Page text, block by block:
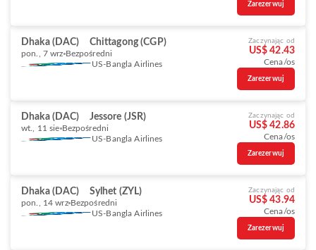
Zarezerwuj
Dhaka (DAC) Chittagong (CGP)
pon., 7 wrz Bezpośredni
US-Bangla Airlines
Zaczynając od
US$ 42.43
Cena/os
Zarezerwuj
Dhaka (DAC) Jessore (JSR)
wt., 11 sie Bezpośredni
US-Bangla Airlines
Zaczynając od
US$ 42.86
Cena/os
Zarezerwuj
Dhaka (DAC) Sylhet (ZYL)
pon., 14 wrz Bezpośredni
US-Bangla Airlines
Zaczynając od
US$ 43.94
Cena/os
Zarezerwuj